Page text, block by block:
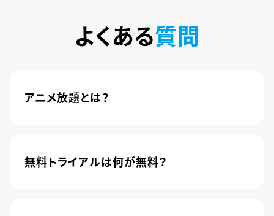
よくある質問
アニメ放題とは？
されました。
無料トライアルは何が無料？